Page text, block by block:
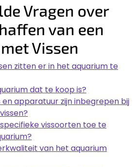
Vragen over
van een
Vissen
zitten er in het aquarium te
dat te koop is?
apparatuur zijn inbegrepen bij
vissoorten toe te
van het aquarium